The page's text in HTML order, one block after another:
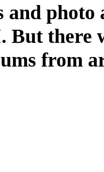
and
there
from